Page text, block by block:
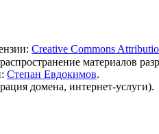
Creative Commons
материалов
Степан Евдокимов.
домена, интернет-услуги).